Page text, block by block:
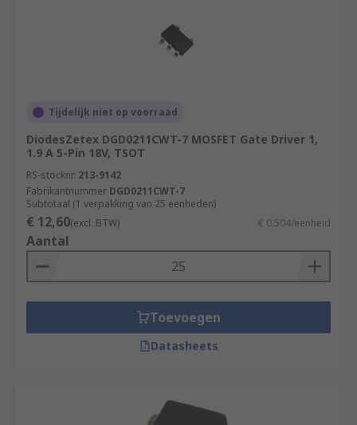
Tijdelijk niet op voorraad
DiodesZetex DGD0211CWT-7 MOSFET Gate Driver 1,
1.9 A 5-Pin 18V, TSOT
RS-stocknr. 213-9142
Fabrikantnummer DGD0211CWT-7
Subtotaal (1 verpakking van 25 eenheden)
€ 12,60(excl. BTW) € 0,504/eenheid
Aantal
Toevoegen
Datasheets